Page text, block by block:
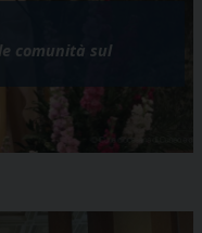
comunità sul